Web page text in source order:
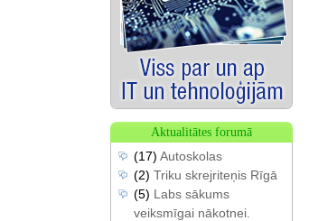
Aktualitātes forumā
(17) Autoskolas
(2) Triku skrejriteņis Rīgā
(5) Labs sākums
veiksmīgai nākotnei.